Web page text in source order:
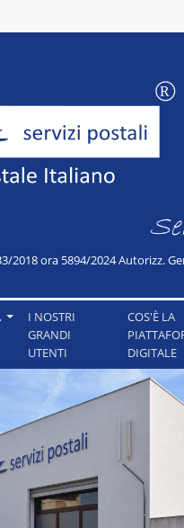
ora 5894/2024 Autorizz.
I NOSTRI
GRANDI
UTENTI
COS'È LA
DIGITALE